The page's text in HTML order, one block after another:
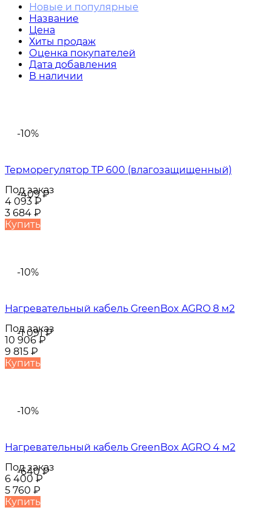
Новые и популярные
Название
Цена
Хиты продаж
Оценка покупателей
Дата добавления
В наличии
-10%
-409₽
Терморегулятор ТР 600 (влагозащищенный)
Под заказ
4 093 ₽
3 684 ₽
Купить
-10%
-1 091₽
Нагревательный кабель GreenBox AGRO 8 м2
Под заказ
10 906₽
9 815 ₽
Купить
-10%
-640₽
Нагревательный кабель GreenBox AGRO 4 м2
Под заказ
6 400₽
5 760 ₽
Купить